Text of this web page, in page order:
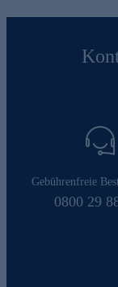
Gebührenfreie
0800 29